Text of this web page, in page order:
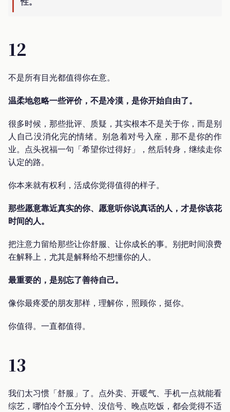
12
不是所有目光都值得你在意。
温柔地忽略一些评价，不是冷漠，是你开始自由了。
很多时候，那些批评、质疑，其实根本不是关于你，而是别
人自己没消化完的情绪。别急着对号入座，那不是你的作
业。点头祝福一句「希望你过得好」，然后转身，继续走你
认定的路。
你本来就有权利，活成你觉得值得的样子。
那些愿意靠近真实的你、愿意听你说真话的人，才是你该花
时间的人。
把注意力留给那些让你舒服、让你成长的事。别把时间浪费
在解释上，尤其是解释给不想懂你的人。
最重要的，是别忘了善待自己。
像你最疼爱的朋友那样，理解你，照顾你，挺你。
你值得。一直都值得。
13
我们太习惯「舒服」了。点外卖、开暖气、手机一点就能看
综艺，哪怕冷个五分钟、没信号、晚点吃饭，都会觉得不适